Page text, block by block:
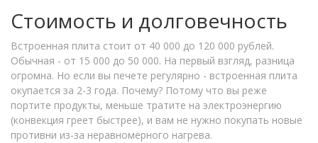
Стоимость и долговечность
Встроенная плита стоит от 40 000 до 120 000 рублей.
Обычная - от 15 000 до 50 000. На первый взгляд, разница
огромна. Но если вы печете регулярно - встроенная плита
окупается за 2-3 года. Почему? Потому что вы реже
портите продукты, меньше тратите на электроэнергию
(конвекция греет быстрее), и вам не нужно покупать новые
противни из-за неравномерного нагрева.